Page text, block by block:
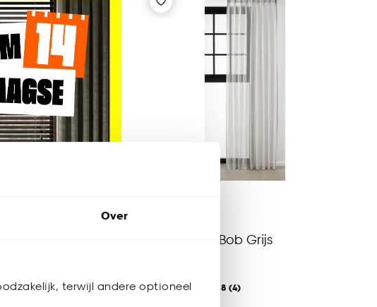
Over
terwijl andere optioneel
Inbetween Bob Grijs
4.8 (4)